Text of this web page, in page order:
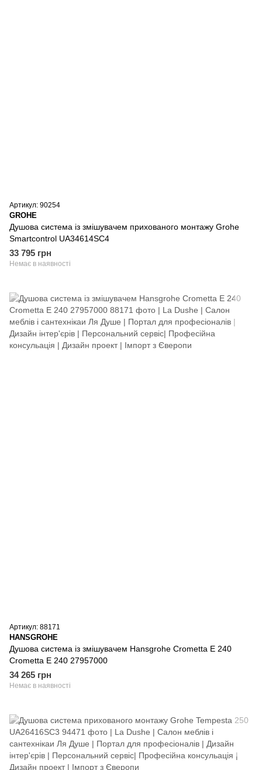
Артикул: 90254
GROHE
Душова система із змішувачем прихованого монтажу Grohe
Smartcontrol UA34614SC4
33 795 грн
Немає в наявності
Артикул: 88171
HANSGROHE
Душова система із змішувачем Hansgrohe Crometta E 240
Crometta E 240 27957000
34 265 грн
Немає в наявності